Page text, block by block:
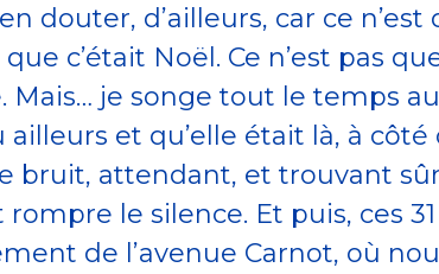
douter, d’ailleurs, car ce
c’était Noël. Ce n’est pas
Mais… je songe tout le temps
ailleurs et qu’elle était là, à
bruit, attendant, et trouvant
rompre le silence. Et puis, ces
de l’avenue Carnot, où